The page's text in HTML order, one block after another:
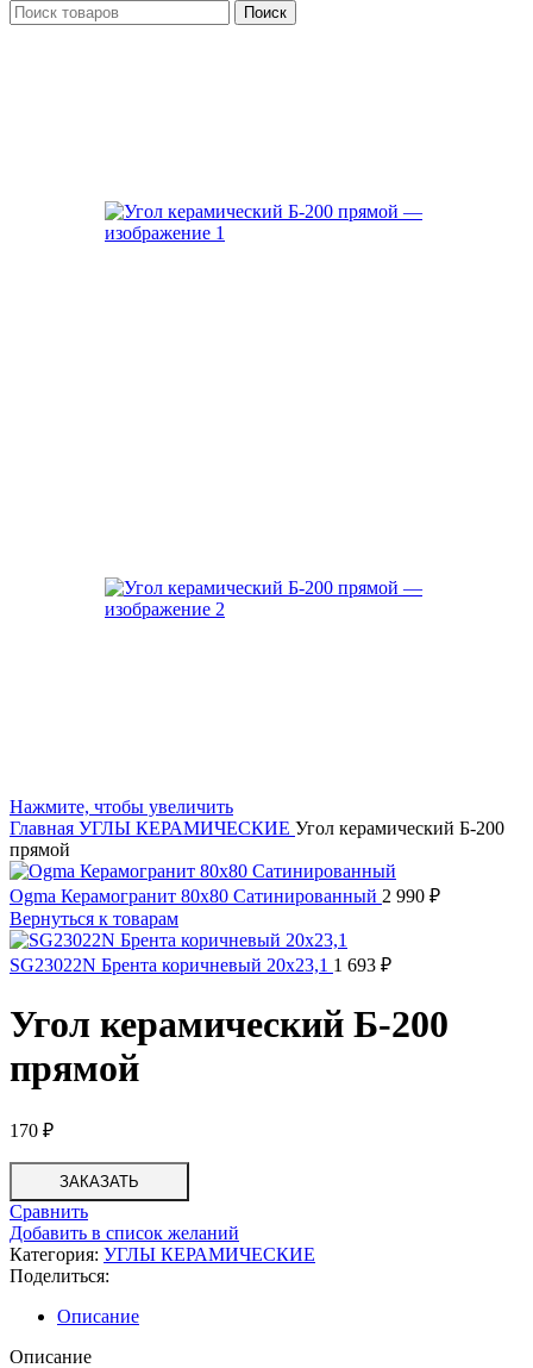
Поиск
Нажмите, чтобы увеличить
Главная УГЛЫ КЕРАМИЧЕСКИЕ Угол керамический Б-200
прямой
Ogma Керамогранит 80х80 Сатинированный 2 990 ₽
Вернуться к товарам
SG23022N Брента коричневый 20х23,1 1 693 ₽
Угол керамический Б-200
прямой
170 ₽
ЗАКАЗАТЬ
Сравнить
Добавить в список желаний
Категория: УГЛЫ КЕРАМИЧЕСКИЕ
Поделиться:
Описание
Описание